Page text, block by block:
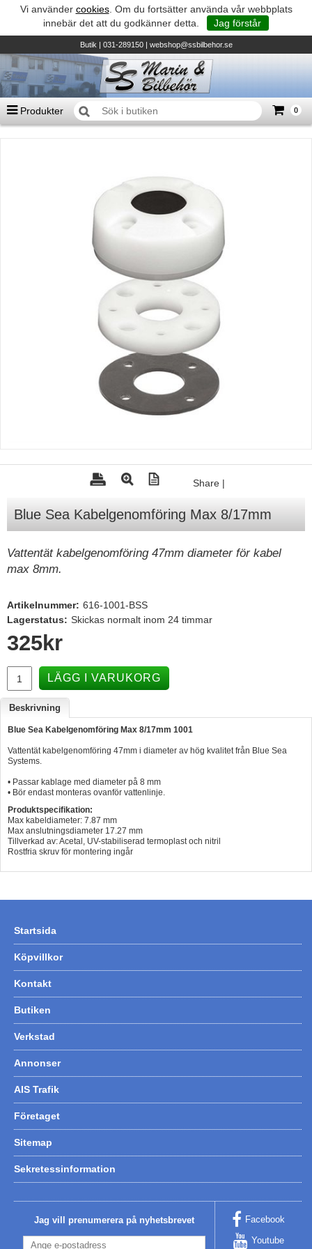
Vi använder cookies. Om du fortsätter använda vår webbplats
innebär det att du godkänner detta.
Jag förstår
Butik| 031-289150 | webshop@ssbilbehor.se
Produkter 0
TILL KASSAN
Suzuki - Utombordare
Suzumar - Gummibåtar
Honda - Utombordare
HonWave - Gummibåtar
Honda - Elverk & Pumpar
Tohatsu - Utombordare
Volvo Penta Servicedelar
Mercury Servicedelar
Lowrance
Humminbird
Simrad
Båttillbehör
Hummertina
Varta - Batterier
Victron - Batteriladdare
CTEK - Batteriladdare
Webasto - Dieselvärmare
Kamasa Tools - Verktyg
Calix - Packline - Takboxar
Thule - Takboxar
Thule - Lasthållare
LAGERRENSING
Share |
Blue Sea Kabelgenomföring Max 8/17mm
Vattentät kabelgenomföring 47mm diameter för kabel
max 8mm.
Artikelnummer: 616-1001-BSS
Lagerstatus: Skickas normalt inom 24 timmar
325kr
LÄGG I VARUKORG
Beskrivning
Blue Sea Kabelgenomföring Max 8/17mm 1001
Vattentät kabelgenomföring 47mm i diameter av hög kvalitet från Blue Sea
Systems.
• Passar kablage med diameter på 8 mm
• Bör endast monteras ovanför vattenlinje.
Produktspecifikation:
Max kabeldiameter: 7.87 mm
Max anslutningsdiameter 17.27 mm
Tillverkad av: Acetal, UV-stabiliserad termoplast och nitril
Rostfria skruv för montering ingår
Startsida
Köpvillkor
Kontakt
Butiken
Verkstad
Annonser
AIS Trafik
Företaget
Sitemap
Sekretessinformation
Jag vill prenumerera på nyhetsbrevet Facebook
Youtube